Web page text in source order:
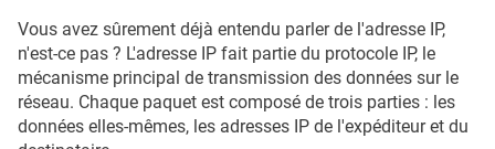
Vous avez sûrement déjà entendu parler de l'adresse IP,
n'est-ce pas ? L'adresse IP fait partie du protocole IP, le
mécanisme principal de transmission des données sur le
réseau. Chaque paquet est composé de trois parties : les
données elles-mêmes, les adresses IP de l'expéditeur et du